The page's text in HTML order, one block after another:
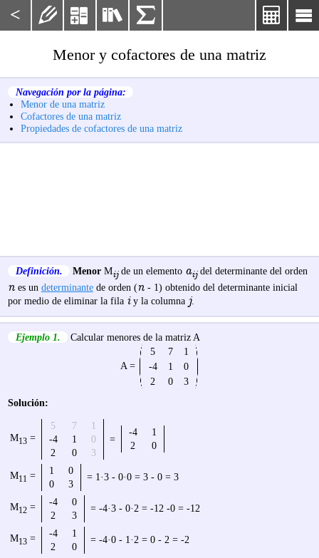
< 

   
Menor y cofactores de una matriz
Navegación por la página:
Menor de una matriz
Cofactores de una matriz
Propiedades de cofactores de una matriz
Definición. Menor Mijde un elemento aijdel determinante del orden
nes un determinantede orden (n- 1) obtenido del determinante inicial
por medio de eliminar la fila iy la columna j.
Ejemplo 1. Calcular menores de la matriz A
A =
5 7
1
-4
1
0
2
0
3
Solución:
M13=
5 7
1
-4
1
0
2
0 3
=
-4
1
2
0
M11 = 1
0
0
3
= 1·3 - 0·0 = 3 - 0 = 3
M12= -4
0
2
3
= -4·3 - 0·2 = -12 -0 = -12
M13= -4
1
2
0
= -4·0 - 1·2 = 0 - 2 = -2